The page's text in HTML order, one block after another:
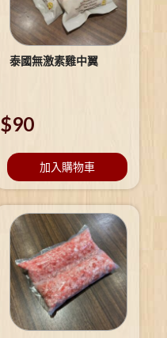
泰國無激素雞中翼
$90
加入購物車